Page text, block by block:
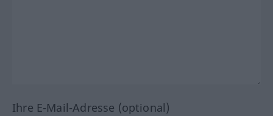
Ihre E-Mail-Adresse (optional)